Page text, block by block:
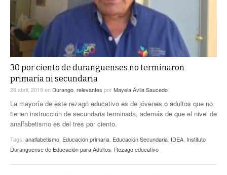
30 por ciento de duranguenses no terminaron
primaria ni secundaria
26 abril, 2019en Durango relevantes porMayela Ávila Saucedo
La mayoría de este rezago educativo es de jóvenes o adultos que no
tienen instrucción de secundaria terminada, además de que el nivel de
analfabetismo es del tres por ciento.
Tags: analfabetismo Educación primaria Educación Secundaria IDEA Instituto
Duranguense de Educación para Adultos Rezago educativo